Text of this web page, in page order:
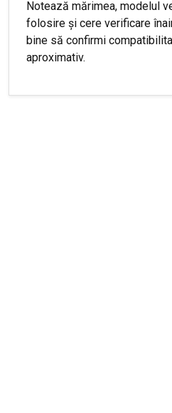
Notează mărimea, modelul
folosire și cere verificare
bine să confirmi
aproximativ.